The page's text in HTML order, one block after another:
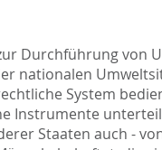
Durchführung von
nationalen
System
Staaten auch -